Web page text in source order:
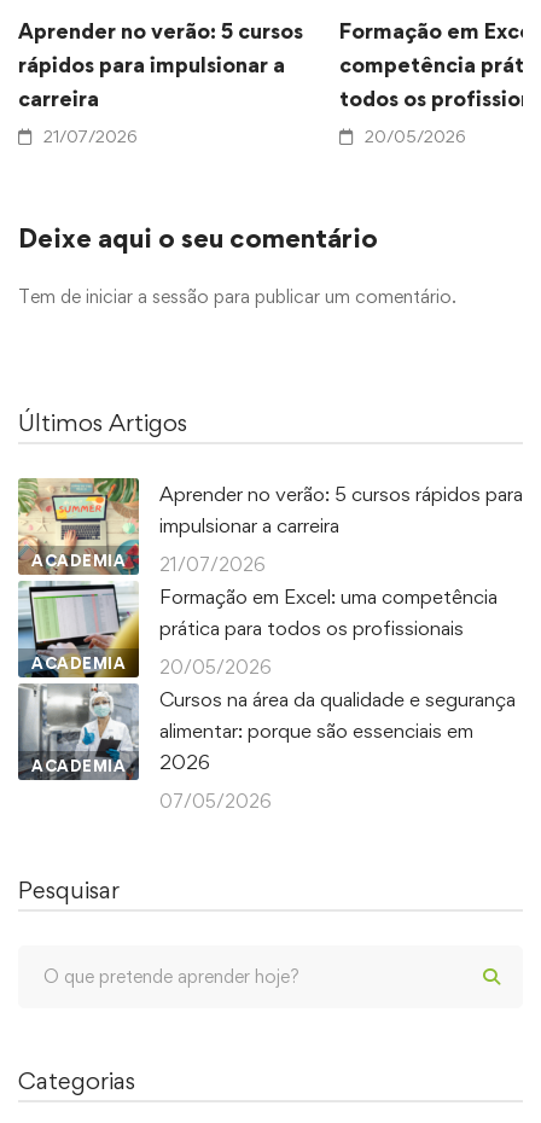
Aprender no verão: 5 cursos
rápidos para impulsionar a
carreira
21/07/2026
Formação em
competência
todos os
20/05/2026
Deixe aqui o seu comentário
Tem de iniciar a sessão para publicar um comentário.
Últimos Artigos
ACADEMIA
Aprender no verão: 5 cursos rápidos para
impulsionar a carreira
21/07/2026
ACADEMIA
Formação em Excel: uma competência
prática para todos os profissionais
20/05/2026
ACADEMIA
Cursos na área da qualidade e segurança
alimentar: porque são essenciais em
2026
07/05/2026
Pesquisar
Categorias